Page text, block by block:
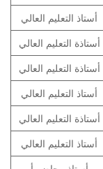
أستاذ التعليم العالي
أستاذة التعليم العالي
أستاذة التعليم العالي
أستاذ التعليم العالي
أستاذة التعليم العالي
أستاذ التعليم العالي